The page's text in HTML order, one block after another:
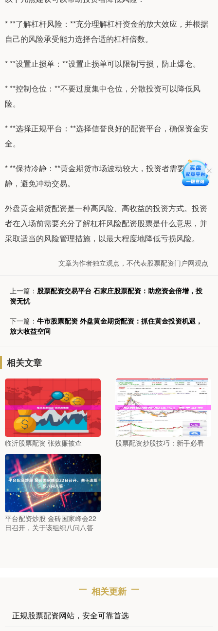
* **了解杠杆风险：**充分理解杠杆资金的放大效应，并根据
自己的风险承受能力选择合适的杠杆倍数。
* **设置止损单：**设置止损单可以限制亏损，防止爆仓。
* **控制仓位：**不要过度集中仓位，分散投资可以降低风
险。
* **选择正规平台：**选择信誉良好的配资平台，确保资金安
全。
* **保持冷静：**黄金期货市场波动较大，投资者需要保持冷
静，避免冲动交易。
外盘黄金期货配资是一种高风险、高收益的投资方式。投资
者在入场前需要充分了解杠杆风险配资股票是什么意思，并
采取适当的风险管理措施，以最大程度地降低亏损风险。
文章为作者独立观点，不代表股票配资门户网观点
上一篇： 股票配资交易平台 石家庄股票配资：助您资金倍增，投
资无忧
下一篇： 牛市股票配资 外盘黄金期货配资：抓住黄金投资机遇，
放大收益空间
相关文章
临沂股票配资 张效廉被查 股票配资炒股技巧：新手必看
平台配资炒股 金砖国家峰会22
日召开，关于该组织八问八答
相关更新
正规股票配资网站，安全可靠首选